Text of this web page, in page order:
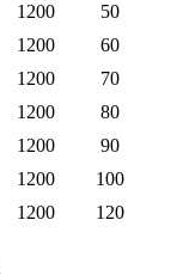
1200
50
1200
60
1200
70
1200
80
1200
90
1200
100
1200 120